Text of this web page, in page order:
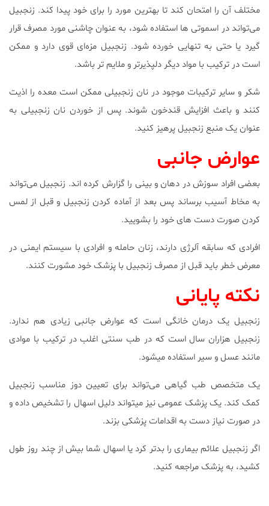
مختلف آن را امتحان کند تا بهترین مورد را برای خود پیدا کند. زنجبیل
می‌تواند در اسموتی ها استفاده شود، به عنوان چاشنی مورد مصرف قرار
گیرد یا حتی به تنهایی خورده شود. زنجبیل مزه‌ای قوی دارد و ممکن
است در ترکیب با مواد دیگر دلپذیرتر و ملایم تر باشد.
شکر و سایر ترکیبات موجود در نان زنجبیلی ممکن است معده را اذیت
کنند و باعث افزایش قندخون شوند. پس از خوردن نان زنجبیلی به
عنوان یک منبع زنجبیل پرهیز کنید.
عوارض جانبی
بعضی افراد سوزش در دهان و بینی را گزارش کرده اند. زنجبیل می‌تواند
به مخاط آسیب برساند پس بعد از آماده کردن زنجبیل و قبل از لمس
کردن صورت دست های خود را بشویید.
افرادی که سابقه آلرژی دارند، زنان حامله و افرادی با سیستم ایمنی در
معرض خطر باید قبل از مصرف زنجبیل با پزشک خود مشورت کنند.
نکته پایانی
زنجبیل یک درمان خانگی است که عوارض جانبی زیادی هم ندارد.
زنجبیل هزاران سال است که در طب سنتی اغلب در ترکیب با موادی
مانند عسل و سیر استفاده میشود.
یک متخصص طب گیاهی می‌تواند برای تعیین دوز مناسب زنجبیل
کمک کند. یک پزشک عمومی نیز میتواند دلیل اسهال را تشخیص داده و
در صورت نیاز دست به اقدامات پزشکی بزند.
اگر زنجبیل علائم بیماری را بدتر کرد یا اسهال شما بیش از چند روز طول
کشید، به پزشک مراجعه کنید.